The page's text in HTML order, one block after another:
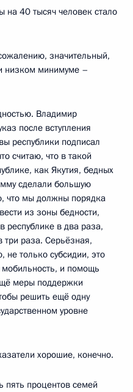
на 40 тысяч человек стало
значительный,
низком минимуме –
Владимир
после вступления
республики подписал
считаю, что в такой
как Якутия, бедных
сделали большую
что мы должны порядка
из зоны бедности,
республике в два раза,
раза. Серьёзная,
не только субсидии, это
мобильность, и помощь
меры поддержки
решить ещё одну
уровне
хорошие, конечно.
пять процентов семей